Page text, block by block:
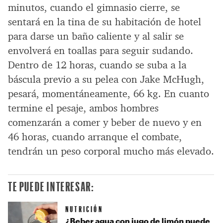
minutos, cuando el gimnasio cierre, se
sentará en la tina de su habitación de hotel
para darse un baño caliente y al salir se
envolverá en toallas para seguir sudando.
Dentro de 12 horas, cuando se suba a la
báscula previo a su pelea con Jake McHugh,
pesará, momentáneamente, 66 kg. En cuanto
termine el pesaje, ambos hombres
comenzarán a comer y beber de nuevo y en
46 horas, cuando arranque el combate,
tendrán un peso corporal mucho más elevado.
TE PUEDE INTERESAR:
NUTRICIÓN
¿Beber agua con jugo de limón puede